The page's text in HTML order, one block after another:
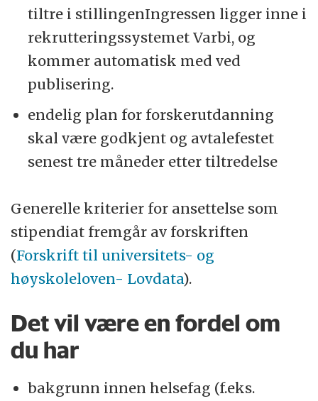
tiltre i stillingenIngressen ligger inne i
rekrutteringssystemet Varbi, og
kommer automatisk med ved
publisering.
endelig plan for forskerutdanning
skal være godkjent og avtalefestet
senest tre måneder etter tiltredelse
Generelle kriterier for ansettelse som
stipendiat fremgår av forskriften
(Forskrift til universitets- og
høyskoleloven- Lovdata).
Det vil være en fordel om
du har
bakgrunn innen helsefag (f.eks.